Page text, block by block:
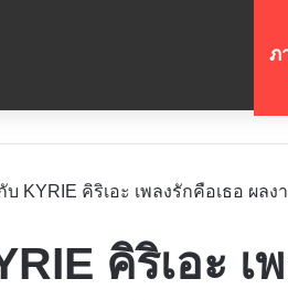
ภ
บ KYRIE คิริเอะ เพลงรักคือเธอ ผล
คิริเอะ เ